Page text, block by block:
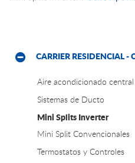
CARRIER RESIDENCIAL -
Aire acondicionado central
Sistemas de Ducto
Mini Splits Inverter
Mini Split Convencionales
Termostatos y Controles